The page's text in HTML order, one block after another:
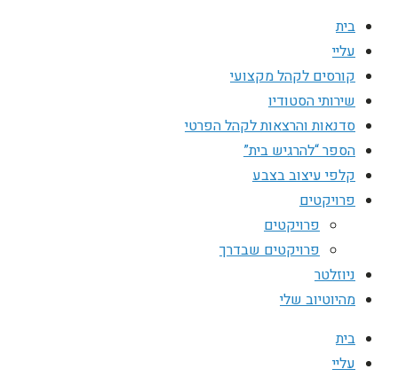
בית
עליי
קורסים לקהל מקצועי
שירותי הסטודיו
סדנאות והרצאות לקהל הפרטי
הספר “להרגיש בית”
קלפי עיצוב בצבע
פרויקטים
פרויקטים
פרויקטים שבדרך
ניוזלטר
מהיוטיוב שלי
בית
עליי